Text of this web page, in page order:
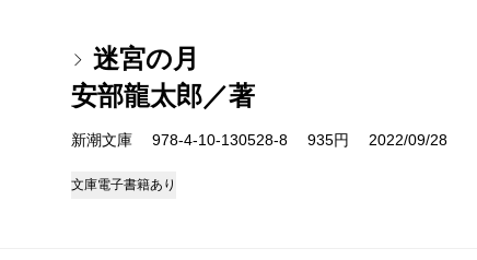
迷宮の月
安部龍太郎／著
新潮文庫 978-4-10-130528-8 935円 2022/09/28
文庫電子書籍あり